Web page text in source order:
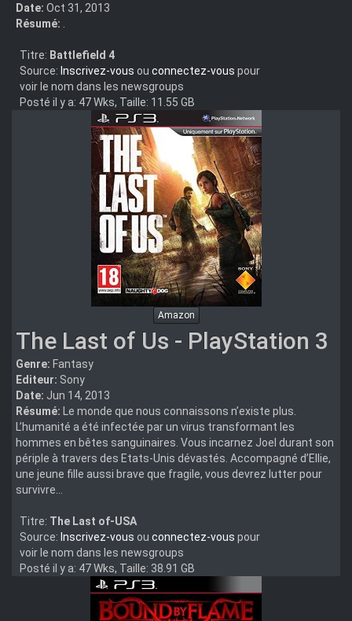
Date: Oct 31, 2013
Résumé:
Titre: Battlefield 4
Source: Inscrivez-vous ou connectez-vous pour
voir le nom dans les newsgroups
Posté il y a: 47 Wks, Taille: 11.55 GB
Amazon
The Last of Us - PlayStation 3
Genre: Fantasy
Editeur: Sony
Date: Jun 14, 2013
Résumé: Le monde que nous connaissons n’existe plus.
L’humanité a été infectée par un virus transformant les
hommes en bêtes sanguinaires. Vous incarnez Joel durant son
périple à travers des Etats-Unis dévastés. Accompagné d’Ellie,
une jeune fille aussi brave que fragile, vous devrez lutter pour
survivre...
Titre: The Last of-USA
Source: Inscrivez-vous ou connectez-vous pour
voir le nom dans les newsgroups
Posté il y a: 47 Wks, Taille: 38.91 GB